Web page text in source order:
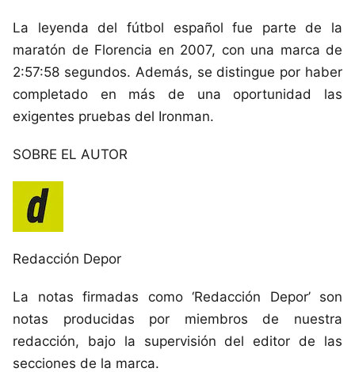
La leyenda del fútbol español fue parte de la
maratón de Florencia en 2007, con una marca de
2:57:58 segundos. Además, se distingue por haber
completado en más de una oportunidad las
exigentes pruebas del Ironman.
SOBRE EL AUTOR
Redacción Depor
La notas firmadas como ‘Redacción Depor’ son
notas producidas por miembros de nuestra
redacción, bajo la supervisión del editor de las
secciones de la marca.